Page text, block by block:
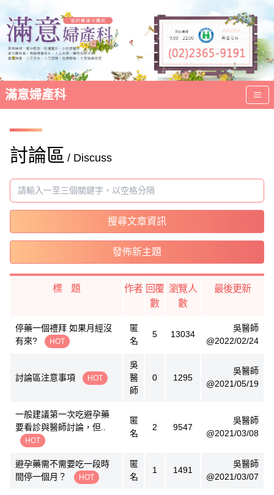
滿意婦產科
討論區 / Discuss
搜尋文章資訊
發佈新主題
標 題 作者 回覆
數
瀏覽人
數
最後更新
停藥一個禮拜 如果月經沒
有來?
HOT
匿
名
5 13034
吳醫師
@2022/02/24
討論區注意事項 HOT
吳
醫
師
0 1295
吳醫師
@2021/05/19
一般建議第一次吃避孕藥
要看診與醫師討論，但..
HOT
匿
名
2 9547
吳醫師
@2021/03/08
避孕藥需不需要吃一段時
間停一個月？
HOT
匿
名
1 1491
吳醫師
@2021/03/07